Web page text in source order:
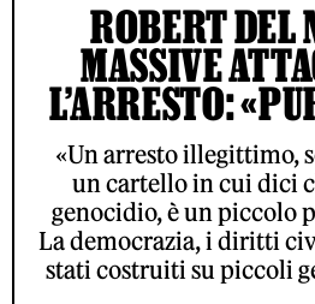
ROBERT DEL
MASSIVE
L’ARRESTO:
«Un arresto illegittimo,
un cartello in cui dici
genocidio, è un piccolo
La democrazia, i diritti
stati costruiti su piccoli